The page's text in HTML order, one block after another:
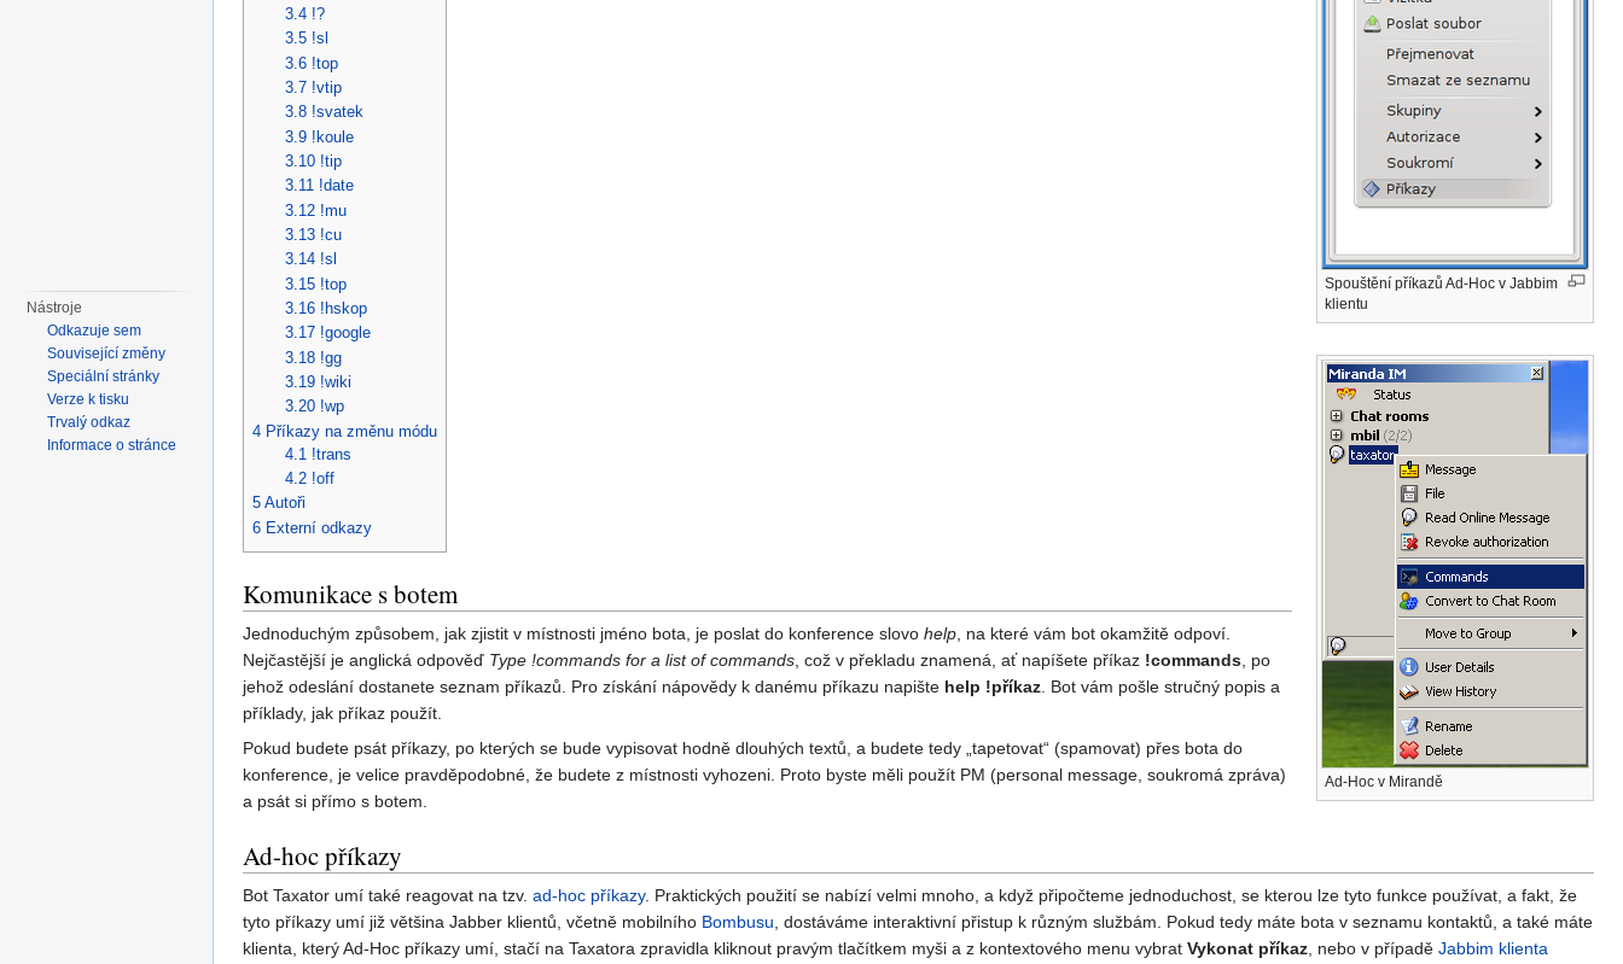
Spouštění příkazů Ad-Hoc v Jabbim
klientu
Ad-Hoc v Mirandě
3.4 !?
3.5 !sl
3.6 !top
3.7 !vtip
3.8 !svatek
3.9 !koule
3.10 !tip
3.11 !date
3.12 !mu
3.13 !cu
3.14 !sl
3.15 !top
3.16 !hskop
3.17 !google
3.18 !gg
3.19 !wiki
3.20 !wp
4 Příkazy na změnu módu
4.1 !trans
4.2 !off
5 Autoři
6 Externí odkazy
Komunikace s botem
Jednoduchým způsobem, jak zjistit v místnosti jméno bota, je poslat do konference slovo help, na které vám bot okamžitě odpoví.
Nejčastější je anglická odpověď Type !commands for a list of commands, což v překladu znamená, ať napíšete příkaz !commands, po
jehož odeslání dostanete seznam příkazů. Pro získání nápovědy k danému příkazu napište help !příkaz. Bot vám pošle stručný popis a
příklady, jak příkaz použít.
Pokud budete psát příkazy, po kterých se bude vypisovat hodně dlouhých textů, a budete tedy „tapetovat“ (spamovat) přes bota do
konference, je velice pravděpodobné, že budete z místnosti vyhozeni. Proto byste měli použít PM (personal message, soukromá zpráva)
a psát si přímo s botem.
Ad-hoc příkazy
Bot Taxator umí také reagovat na tzv. ad-hoc příkazy. Praktických použití se nabízí velmi mnoho, a když připočteme jednoduchost, se kterou lze tyto funkce používat, a fakt, že
tyto příkazy umí již většina Jabber klientů, včetně mobilního Bombusu, dostáváme interaktivní přistup k různým službám. Pokud tedy máte bota v seznamu kontaktů, a také máte
klienta, který Ad-Hoc příkazy umí, stačí na Taxatora zpravidla kliknout pravým tlačítkem myši a z kontextového menu vybrat Vykonat příkaz, nebo v případě Jabbim klienta
Nástroje
Odkazuje sem
Související změny
Speciální stránky
Verze k tisku
Trvalý odkaz
Informace o stránce